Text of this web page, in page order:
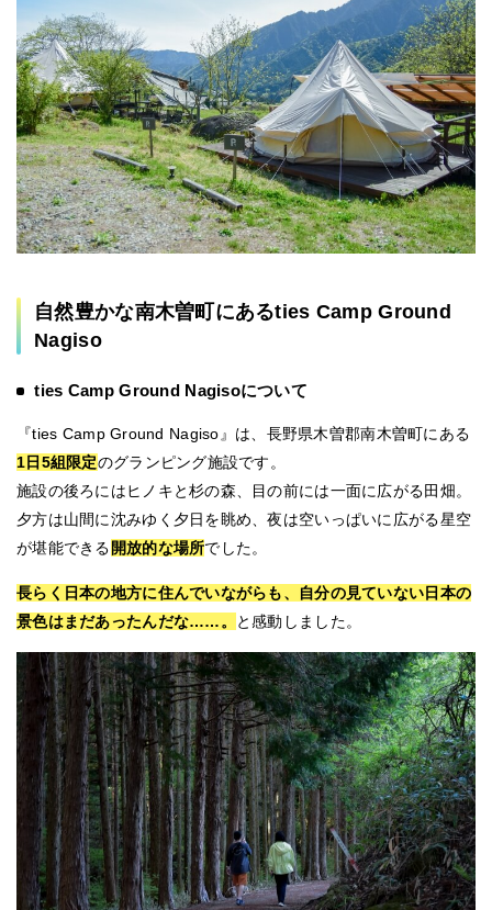
自然豊かな南木曽町にあるties Camp Ground
Nagiso
ties Camp Ground Nagisoについて
『ties Camp Ground Nagiso』は、長野県木曽郡南木曽町にある
1日5組限定のグランピング施設です。
施設の後ろにはヒノキと杉の森、目の前には一面に広がる田畑。
夕方は山間に沈みゆく夕日を眺め、夜は空いっぱいに広がる星空
が堪能できる 開放的な場所でした。
長らく日本の地方に住んでいながらも、自分の見ていない日本の
景色はまだあったんだな……。
と感動しました。